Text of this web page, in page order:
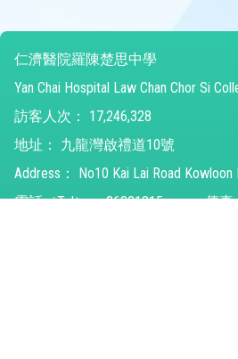
仁濟醫院羅陳楚思中學
Yan Chai Hospital Law Chan Chor Si
訪客人次：
17,246,328
地址：
九龍灣啟禮道10號
Address：
No10 Kai Lai Road Kowloon
電話（Tel）： 26821315 傳真